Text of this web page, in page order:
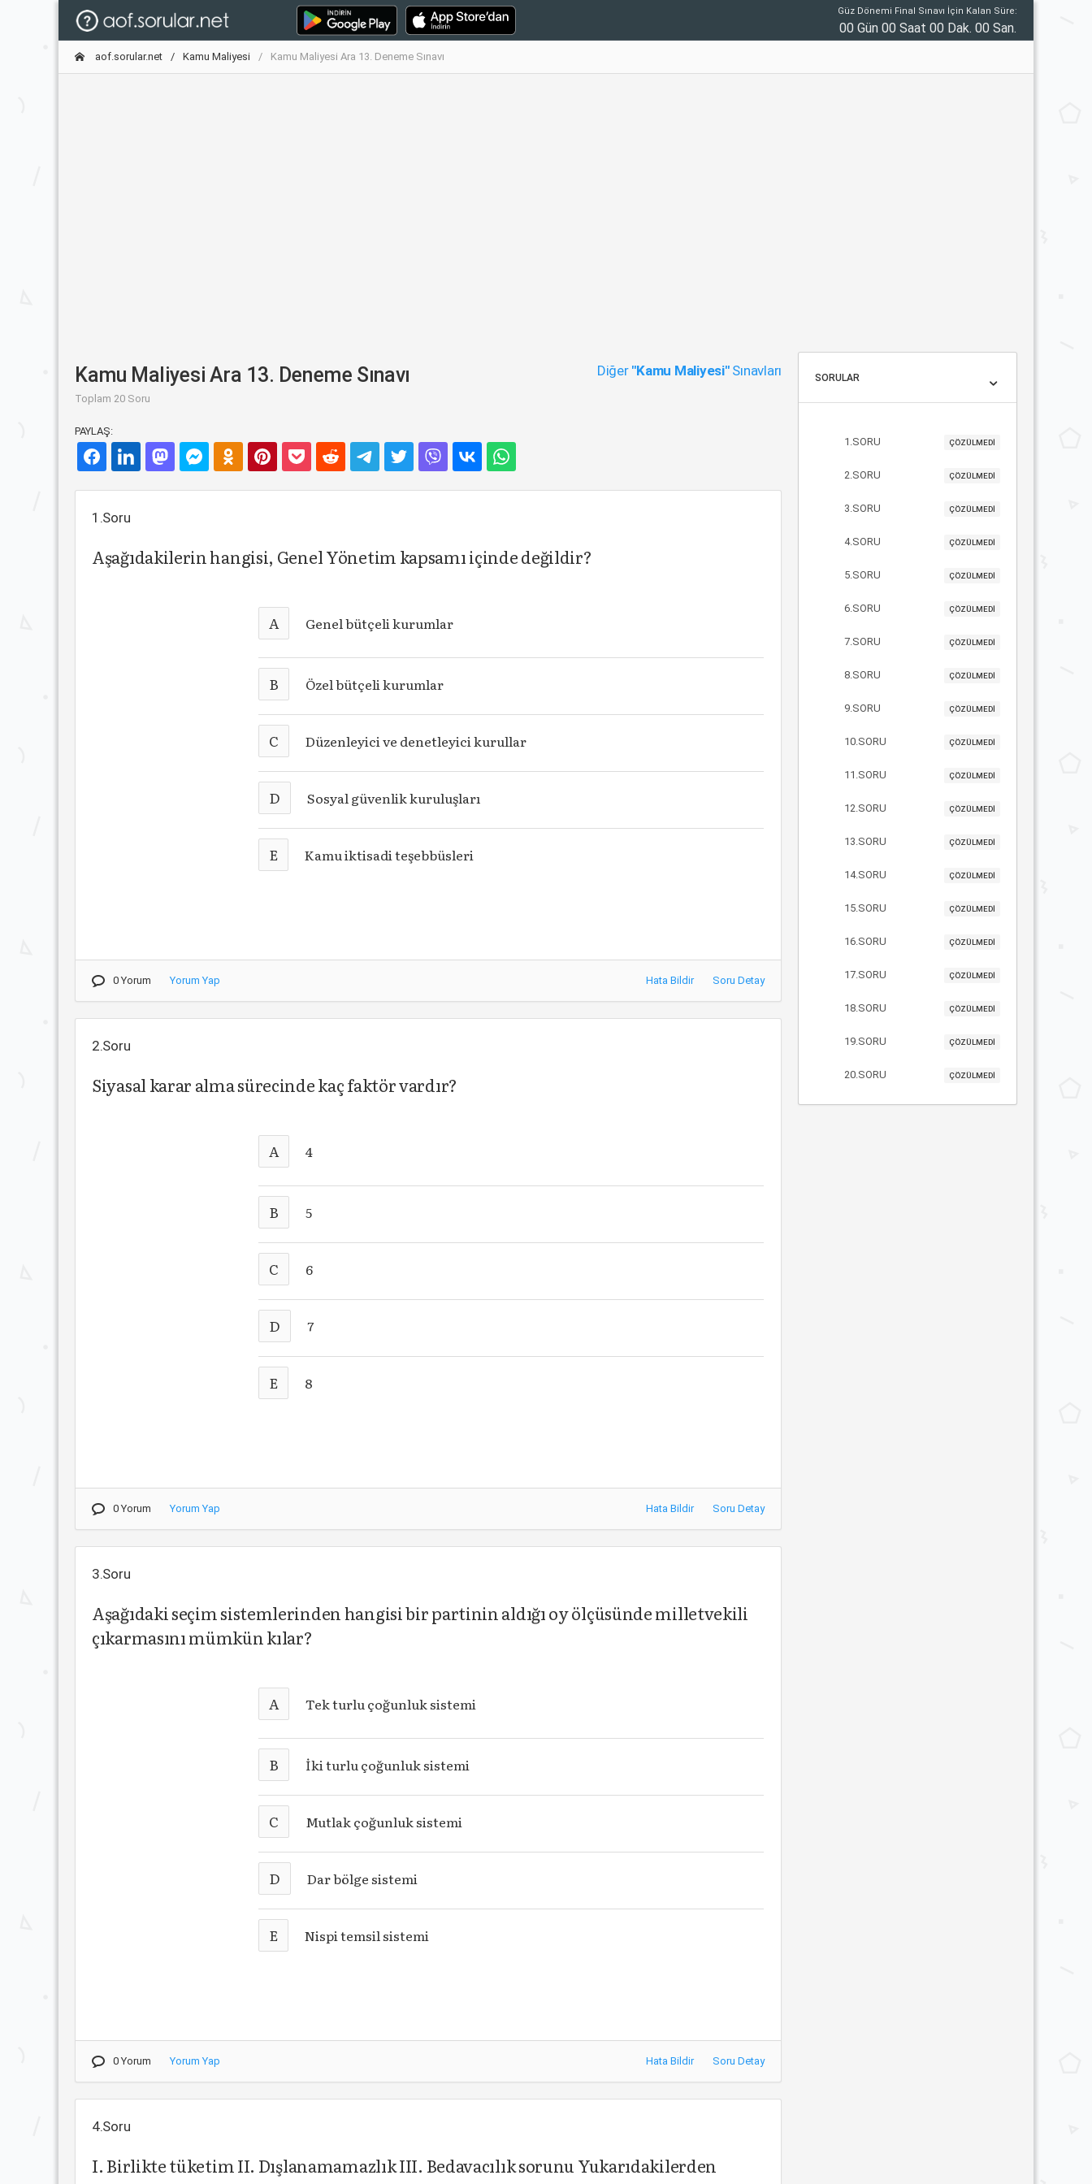
Güz Dönemi Final Sınavı İçin Kalan Süre:
00 Gün 00 Saat 00 Dak. 00 San.
aof.sorular.net Kamu Maliyesi Kamu Maliyesi Ara 13. Deneme Sınavı
Kamu Maliyesi Ara 13. Deneme Sınavı
Toplam 20 Soru
Diğer "Kamu Maliyesi"Sınavları
PAYLAŞ:
1.Soru
Aşağıdakilerin hangisi, Genel Yönetim kapsamı içinde değildir?
A Genel bütçeli kurumlar
B Özel bütçeli kurumlar
C Düzenleyici ve denetleyici kurullar
D Sosyal güvenlik kuruluşları
E Kamu iktisadi teşebbüsleri
0 Yorum Yorum Yap Hata Bildir Soru Detay
2.Soru
Siyasal karar alma sürecinde kaç faktör vardır?
A 4
B 5
C 6
D 7
E 8
0 Yorum Yorum Yap Hata Bildir Soru Detay
3.Soru
Aşağıdaki seçim sistemlerinden hangisi bir partinin aldığı oy ölçüsünde milletvekili
çıkarmasını mümkün kılar?
A Tek turlu çoğunluk sistemi
B İki turlu çoğunluk sistemi
C Mutlak çoğunluk sistemi
D Dar bölge sistemi
E Nispi temsil sistemi
0 Yorum Yorum Yap Hata Bildir Soru Detay
4.Soru
I. Birlikte tüketim II. Dışlanamamazlık III. Bedavacılık sorunu Yukarıdakilerden
SORULAR
1.SORU ÇÖZÜLMEDİ
2.SORU ÇÖZÜLMEDİ
3.SORU ÇÖZÜLMEDİ
4.SORU ÇÖZÜLMEDİ
5.SORU ÇÖZÜLMEDİ
6.SORU ÇÖZÜLMEDİ
7.SORU ÇÖZÜLMEDİ
8.SORU ÇÖZÜLMEDİ
9.SORU ÇÖZÜLMEDİ
10.SORU ÇÖZÜLMEDİ
11.SORU ÇÖZÜLMEDİ
12.SORU ÇÖZÜLMEDİ
13.SORU ÇÖZÜLMEDİ
14.SORU ÇÖZÜLMEDİ
15.SORU ÇÖZÜLMEDİ
16.SORU ÇÖZÜLMEDİ
17.SORU ÇÖZÜLMEDİ
18.SORU ÇÖZÜLMEDİ
19.SORU ÇÖZÜLMEDİ
20.SORU ÇÖZÜLMEDİ